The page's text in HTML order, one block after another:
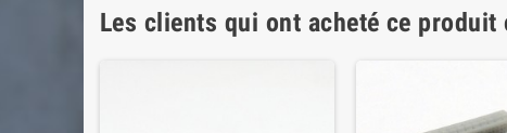
Les clients qui ont acheté ce produit